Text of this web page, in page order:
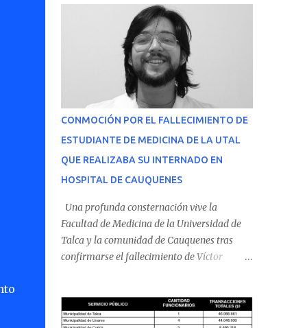
CONMOCIÓN POR EL FALLECIMIENTO DE
ESTUDIANTE DE MEDICINA DE LA UTAL
QUE REALIZABA SU INTERNADO EN
HOSPITAL DE CAUQUENES
Una profunda consternación vive la
Facultad de Medicina de la Universidad de
Talca y la comunidad de Cauquenes tras
confirmarse el fallecimiento de Víctor
Cauquenes. De acuerdo con los antecedentes
conocidos, el joven se presentó a cumplir su